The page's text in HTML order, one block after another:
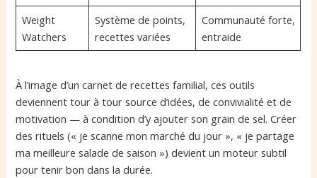
Weight
Watchers
Système de points,
recettes variées
Communauté forte,
entraide
À l’image d’un carnet de recettes familial, ces outils
deviennent tour à tour source d’idées, de convivialité et de
motivation — à condition d’y ajouter son grain de sel. Créer
des rituels (« je scanne mon marché du jour », « je partage
ma meilleure salade de saison ») devient un moteur subtil
pour tenir bon dans la durée.